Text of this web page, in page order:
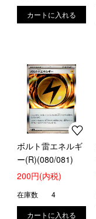
ボルト雷エネルギ
ー(R)(080/081)
200円(内税)
在庫数 4